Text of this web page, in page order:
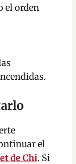
el orden
el
de Chi. Si